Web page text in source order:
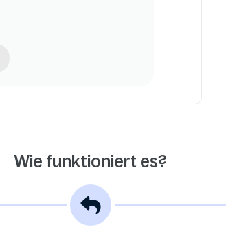
Wie funktioniert es?